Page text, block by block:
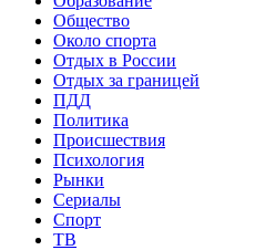
Общество
Около спорта
Отдых в России
Отдых за границей
ПДД
Политика
Происшествия
Психология
Рынки
Сериалы
Спорт
ТВ